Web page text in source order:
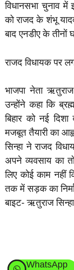
विधानसभा चुनाव
को राजद के शंभू
बाद एनडीए के तीनों
राजद विधायक पर
भाजपा नेता ऋतुराज
उन्होंने कहा कि
बिहार को नई
मजबूत तैयारी का
सिन्हा ने राजद
अपने व्यवसाय का
लिए कोई काम नहीं
तक में सड़क का
बाइट- ऋतुराज
WhatsApp